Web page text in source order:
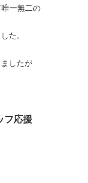
一無二の
た。
したが
フ応援